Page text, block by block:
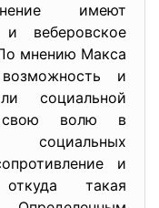
имеют
и веберовское
мнению Макса
и
социальной
свою волю в
социальных
и
такая